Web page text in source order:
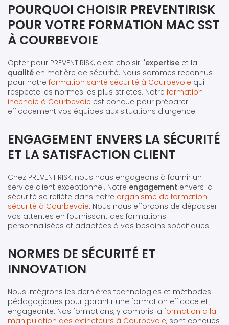
POURQUOI CHOISIR PREVENTIRISK
POUR VOTRE FORMATION MAC SST
À COURBEVOIE
Opter pour PREVENTIRISK, c'est choisir l'expertise et la
qualité en matière de sécurité. Nous sommes reconnus
pour notre formation santé sécurité à Courbevoie qui
respecte les normes les plus strictes. Notre formation
incendie à Courbevoie est conçue pour préparer
efficacement vos équipes aux situations d'urgence.
ENGAGEMENT ENVERS LA SÉCURITÉ
ET LA SATISFACTION CLIENT
Chez PREVENTIRISK, nous nous engageons à fournir un
service client exceptionnel. Notre engagement envers la
sécurité se reflète dans notre organisme de formation
sécurité à Courbevoie. Nous nous efforçons de dépasser
vos attentes en fournissant des formations
personnalisées et adaptées à vos besoins spécifiques.
NORMES DE SÉCURITÉ ET
INNOVATION
Nous intégrons les dernières technologies et méthodes
pédagogiques pour garantir une formation efficace et
engageante. Nos formations, y compris la formation a la
manipulation des extincteurs à Courbevoie, sont conçues